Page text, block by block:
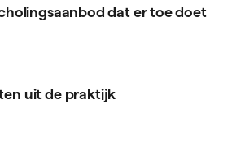
dat er toe doet
uit de praktijk